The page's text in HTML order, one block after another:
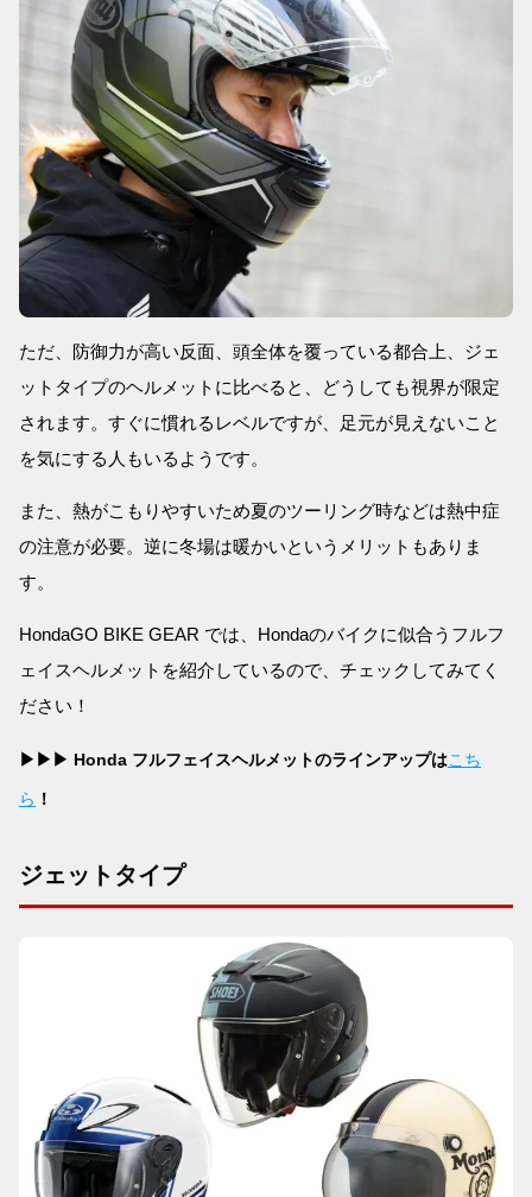
ただ、防御力が高い反面、頭全体を覆っている都合上、ジェ
ットタイプのヘルメットに比べると、どうしても視界が限定
されます。すぐに慣れるレベルですが、足元が見えないこと
を気にする人もいるようです。
また、熱がこもりやすいため夏のツーリング時などは熱中症
の注意が必要。逆に冬場は暖かいというメリットもありま
す。
HondaGO BIKE GEAR では、Hondaのバイクに似合うフルフ
ェイスヘルメットを紹介しているので、チェックしてみてく
ださい！
▶▶▶ Honda フルフェイスヘルメットのラインアップはこち
ら ！
ジェットタイプ